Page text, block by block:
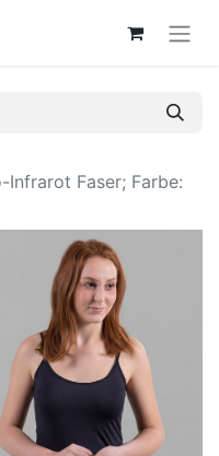
Faser; Farbe: